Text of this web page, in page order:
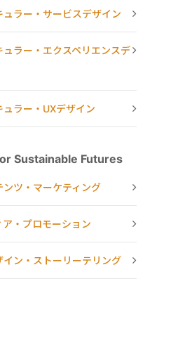
ラー・サービスデザイン
ラー・エクスペリエンスデ
ラー・UXデザイン
Sustainable Futures
ツ・マーケティング
・プロモーション
ン・ストーリーテリング